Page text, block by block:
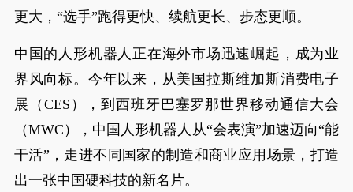
更大，“选手”跑得更快、续航更长、步态更顺。
中国的人形机器人正在海外市场迅速崛起，成为业
界风向标。今年以来，从美国拉斯维加斯消费电子
展（CES），到西班牙巴塞罗那世界移动通信大会
（MWC），中国人形机器人从“会表演”加速迈向“能
干活”，走进不同国家的制造和商业应用场景，打造
出一张中国硬科技的新名片。